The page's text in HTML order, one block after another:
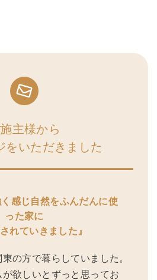
主様から
をいただきました
く感じ自然をふんだんに使
った家に
れていきました』
の方で暮らしていました。
欲しいとずっと思ってお